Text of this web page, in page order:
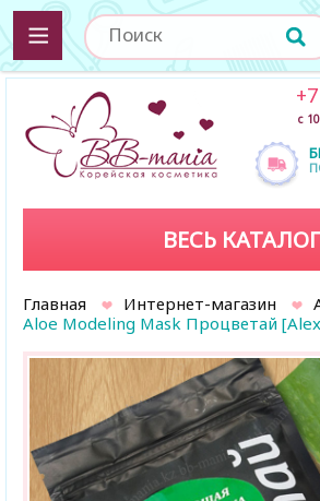
+7
с
ВЕСЬ КАТАЛОГ
Главная Интернет-магазин
Aloe Modeling Mask Процветай